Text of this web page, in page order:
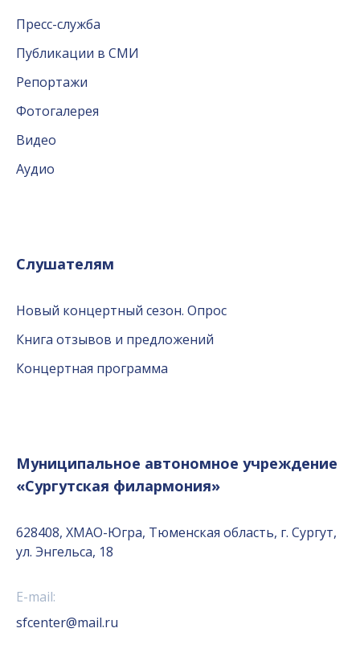
Пресс-служба
Публикации в СМИ
Репортажи
Фотогалерея
Видео
Аудио
Слушателям
Новый концертный сезон. Опрос
Книга отзывов и предложений
Концертная программа
Муниципальное автономное учреждение
«Сургутская филармония»
628408, ХМАО-Югра, Тюменская область, г. Сургут,
ул. Энгельса, 18
E-mail:
sfcenter@mail.ru